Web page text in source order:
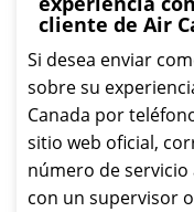
cliente de Air
Si desea enviar
sobre su
Canada por
sitio web oficial,
número de
con un supervisor